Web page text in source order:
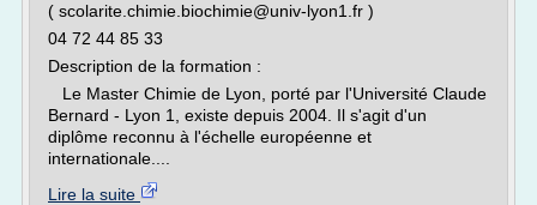
( scolarite.chimie.biochimie@univ-lyon1.fr )
04 72 44 85 33
Description de la formation :
Le Master Chimie de Lyon, porté par l'Université Claude
Bernard - Lyon 1, existe depuis 2004. Il s'agit d'un
diplôme reconnu à l'échelle européenne et
internationale....
Lire la suite